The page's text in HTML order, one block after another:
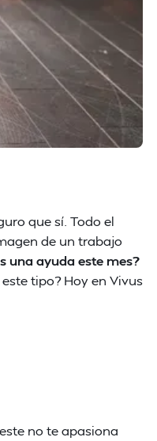
que sí. Todo el
de un trabajo
una ayuda este mes?
tipo? Hoy en Vivus
no te apasiona